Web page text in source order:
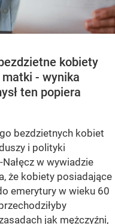
kobiety
matki - wynika
ten popiera
bezdzietnych kobiet
i polityki
w wywiadzie
że kobiety posiadające
emerytury w wieku 60
jak mężczyźni,